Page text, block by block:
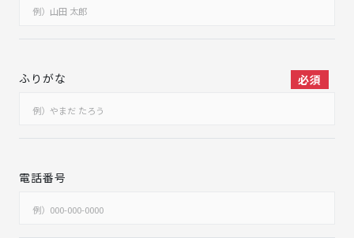
ふりがな 必須
電話番号